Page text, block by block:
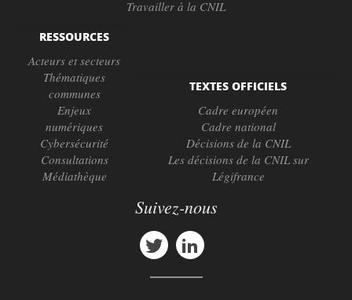
Travailler à la CNIL
RESSOURCES
Acteurs et secteurs
Thématiques
communes
Enjeux
numériques
Cybersécurité
Consultations
Médiathèque
TEXTES OFFICIELS
Cadre européen
Cadre national
Décisions de la CNIL
Les décisions de la CNIL sur
Légifrance
Suivez-nous